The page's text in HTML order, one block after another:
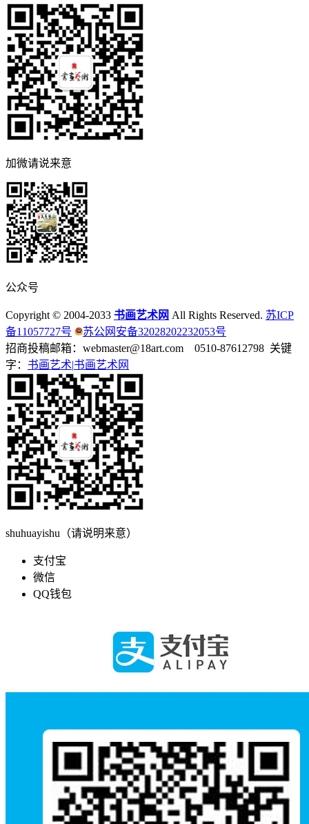
加微请说来意
公众号
Copyright © 2004-2033 书画艺术网 All Rights Reserved. 苏ICP
备11057727号
苏公网安备32028202232053号
招商投稿邮箱：webmaster@18art.com 0510-87612798 关键
字： 书画艺术|书画艺术网
shuhuayishu（请说明来意）
支付宝
微信
QQ钱包